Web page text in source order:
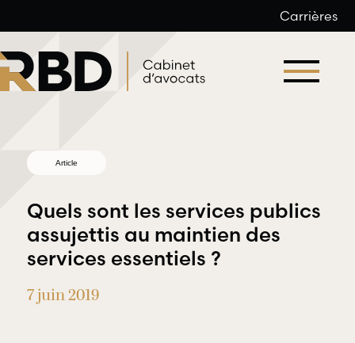
au
contenu
Carrières
travail et
Article
Quels sont les services publics
assujettis au maintien des
services essentiels ?
7 juin 2019